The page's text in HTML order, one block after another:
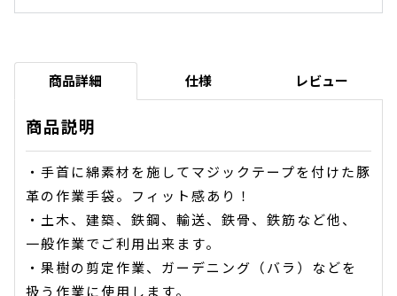
商品詳細 仕様 レビュー
商品説明
・手首に綿素材を施してマジックテープを付けた豚
革の作業手袋。フィット感あり！
・土木、建築、鉄鋼、輸送、鉄骨、鉄筋など他、
一般作業でご利用出来ます。
・果樹の剪定作業、ガーデニング（バラ）などを
扱う作業に使用します。